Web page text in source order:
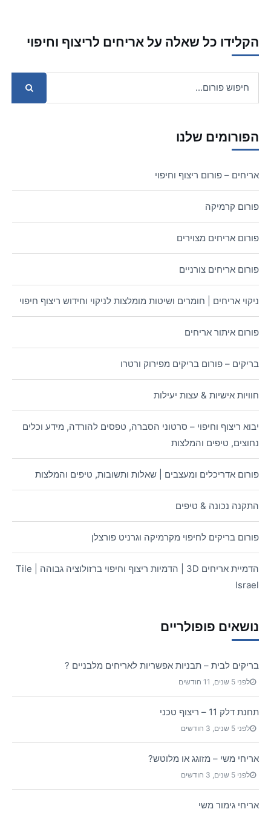
הקלידו כל שאלה על אריחים לריצוף וחיפוי
הפורומים שלנו
אריחים – פורום ריצוף וחיפוי
פורום קרמיקה
פורום אריחים מצוירים
פורום אריחים צורניים
ניקוי אריחים | חומרים ושיטות מומלצות לניקוי וחידוש ריצוף חיפוי
פורום איתור אריחים
בריקים – פורום בריקים מפירוק ורטרו
חוויות אישיות & עצות יעילות
יבוא ריצוף וחיפוי – סרטוני הסברה, טפסים להורדה, מידע וכלים
נחוצים, טיפים והמלצות
פורום אדריכלים ומעצבים | שאלות ותשובות, טיפים והמלצות
התקנה נכונה & טיפים
פורום בריקים לחיפוי מקרמיקה וגרניט פורצלן
הדמיית אריחים 3D | הדמיות ריצוף וחיפוי ברזולוציה גבוהה | Tile
Israel
נושאים פופולריים
בריקים לבית – תבניות אפשריות לאריחים מלבניים ?
לפני 5 שנים, 11 חודשים
תחנת דלק 11 – ריצוף טכני
לפני 5 שנים, 3 חודשים
אריחי משי – מזוגג או מלוטש?
לפני 5 שנים, 3 חודשים
אריחי גימור משי